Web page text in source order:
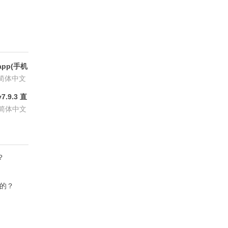
手机
体中文
直
员版
体中文
？